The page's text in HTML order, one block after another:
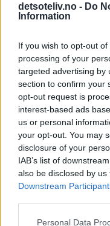
detsoteliv.no - Do
Information
If you wish to opt-out
processing of your
targeted advertising by
section to confirm your
opt-out request is
interest-based ads
us or personal
your opt-out. You may
disclosure of your
IAB’s list of
also be disclosed by
Downstream
Personal Data
Stek kaken midt i
i langpannen til den er
på en rist (eller la
å sette hele pannen i